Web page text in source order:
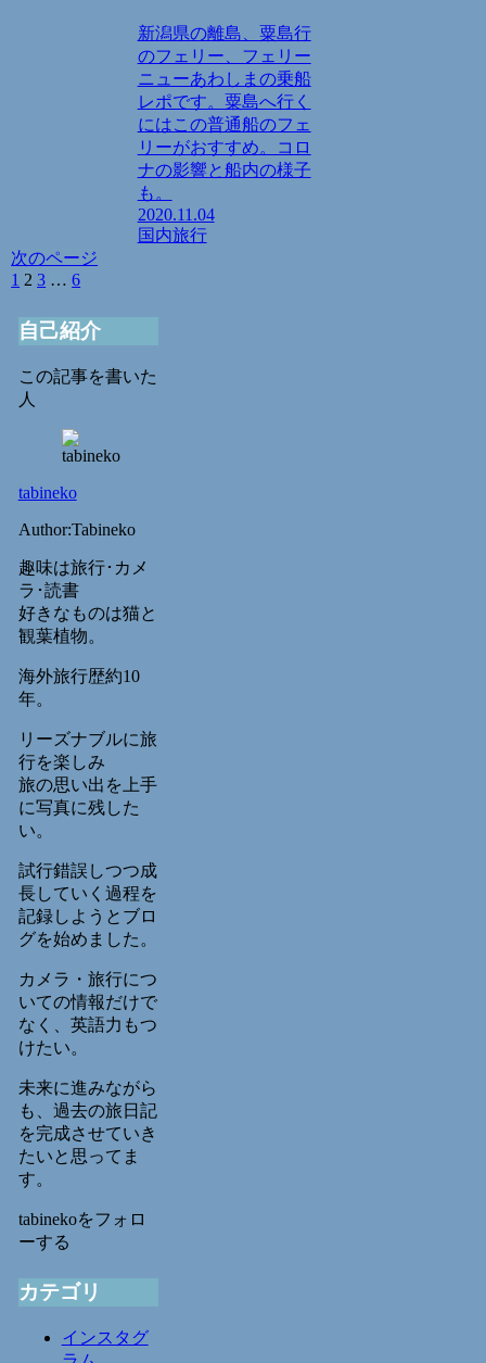
新潟県の離島、粟島行
のフェリー、フェリー
ニューあわしまの乗船
レポです。粟島へ行く
にはこの普通船のフェ
リーがおすすめ。コロ
ナの影響と船内の様子
も。
2020.11.04
国内旅行
次のページ
前
1 2 3 … 6次
自己紹介
この記事を書いた
人
tabineko
Author:Tabineko
趣味は旅行･カメ
ラ･読書
好きなものは猫と
観葉植物。
海外旅行歴約10
年。
リーズナブルに旅
行を楽しみ
旅の思い出を上手
に写真に残した
い。
試行錯誤しつつ成
長していく過程を
記録しようとブロ
グを始めました。
カメラ・旅行につ
いての情報だけで
なく、英語力もつ
けたい。
未来に進みながら
も、過去の旅日記
を完成させていき
たいと思ってま
す。
tabinekoをフォロ
ーする
カテゴリ
インスタグ